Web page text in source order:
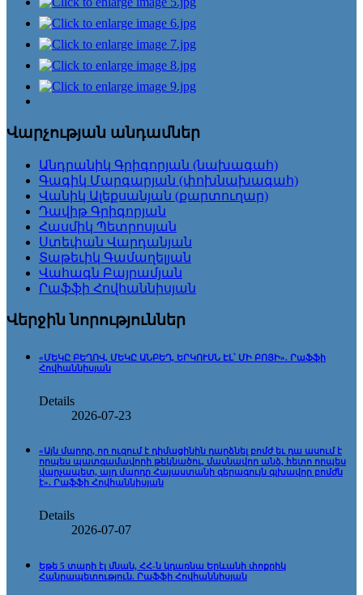
Վարչության անդամներ
Անդրանիկ Գրիգորյան (նախագահ)
Գագիկ Մարգարյան (փոխնախագահ)
Վանիկ Ալեքսանյան (քարտուղար)
Դավիթ Գրիգորյան
Հասմիկ Պետրոսյան
Ստեփան Վարդանյան
Տաթեւիկ Գամաղելյան
Վահագն Բայրամյան
Րաֆֆի Հովհաննիսյան
Վերջին նորություններ
«ՄԵԿԸ ԲԵՂՈՎ, ՄԵԿԸ ԱՆԲԵՂ, ԵՐԿՈՒՍՆ ԷԼ՝ ՄԻ ԲՈՅԻ». Րաֆֆի
Հովհաննիսյան
Details
2026-07-23
«Այն մարդը, որ ուզում է դիմացինին դարձնել բոմժ եւ դա ասում է
որպես պատգամավորի թեկնածու, մասնավոր անձ, հետո որպես
վարչապետ, այդ մարդը Հայաստանի գերագույն գլխավոր բոմժն
է». Րաֆֆի Հովհաննիսյան
Details
2026-07-07
Եթե 5 տարի էլ մնան, ՀՀ-ն կդառնա Երևանի փոքրիկ
Հանրապետություն. Րաֆֆի Հովհաննիսյան